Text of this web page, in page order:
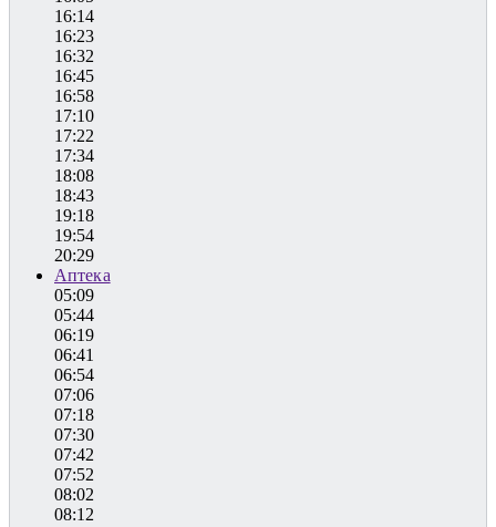
16:14
16:23
16:32
16:45
16:58
17:10
17:22
17:34
18:08
18:43
19:18
19:54
20:29
Аптека
05:09
05:44
06:19
06:41
06:54
07:06
07:18
07:30
07:42
07:52
08:02
08:12